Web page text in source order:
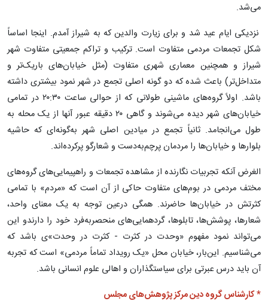
می‌شد.
نزدیکی ایام عید شد و برای زیارت والدین که به شیراز آمدم. اینجا اساساً
شکل تجمعات مردمی متفاوت است. ترکیب و تراکم جمعیتی متفاوت شهر
شیراز و همچنین معماری شهری متفاوت (مثل خیابان‌های باریک‌تر و
متداخل‌تر) باعث شده که دو گونه اصلی تجمع در شهر نمود بیشتری داشته
باشد. اولاً گروه‌های ماشینی طولانی که از حوالی ساعت ۲۰:۳۰ در تمامی
خیابان‌های شهر دیده می‌شوند و گاهی ۲۰ دقیقه عبور آنها از یک محله به
طول می‌انجامد. ثانیاً تجمع در میادین اصلی شهر به‌گونه‌ای که حاشیه
بلوارها و خیابان‌ها را مردمان پرچم‌به‌دست و شعارگو پرکرده‌اند.
الغرض آنکه تجربیات نگارنده از مشاهده تجمعات و راهپیمایی‌های گروه‌های
مختف مردمی در بوم‌های متفاوت حاکی از آن است که «مردم» با تمامی
کثرتش در خیابان‌ها حاضرند. همگی درعین توجه به یک معنای واحد،
شعارها، پوشش‌ها، تابلوها، گردهمایی‌های منحصربه‌فرد خود را دارندو این
می‌تواند نمود مفهوم «وحدت در کثرت - کثرت در وحدت»ی باشد که
می‌شناسیم. این‌بار، خیابان محل «یک رویداد تماماً مردمی» است که تجربه
آن باید درس عبرتی برای سیاستگذاران و اهالی علوم انسانی باشد.
* کارشناس گروه دین مرکز پژوهش‌های مجلس